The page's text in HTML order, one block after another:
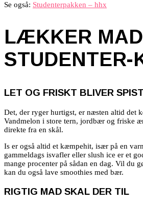
Se også: Studenterpakken – hhx
LÆKKER
STUDENTER-
LET OG FRISKT BLIVER
Det, der ryger hurtigst, er næsten altid det
Vandmelon i store tern, jordbær og friske
direkte fra en skål.
Is er også altid et kæmpehit, især på en
gammeldags isvafler eller slush ice er et
mange procenter på sådan en dag. Vil du
kan du også lave smoothies med bær.
RIGTIG MAD SKAL DER TIL